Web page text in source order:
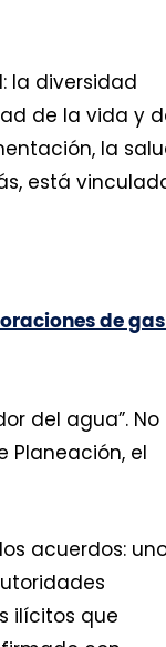
la diversidad
de la vida y
la
está
de
del agua”. No
Planeación, el
acuerdos:
ilícitos que